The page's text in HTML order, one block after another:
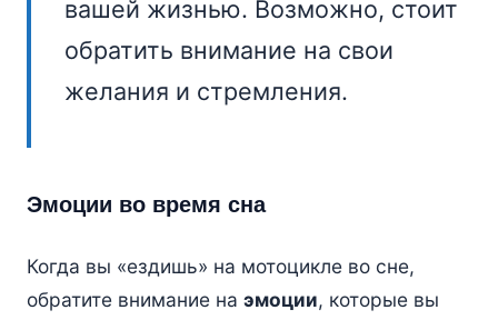
вашей жизнью. Возможно, стоит
обратить внимание на свои
желания и стремления.
Эмоции во время сна
Когда вы «ездишь» на мотоцикле во сне,
обратите внимание на эмоции, которые вы